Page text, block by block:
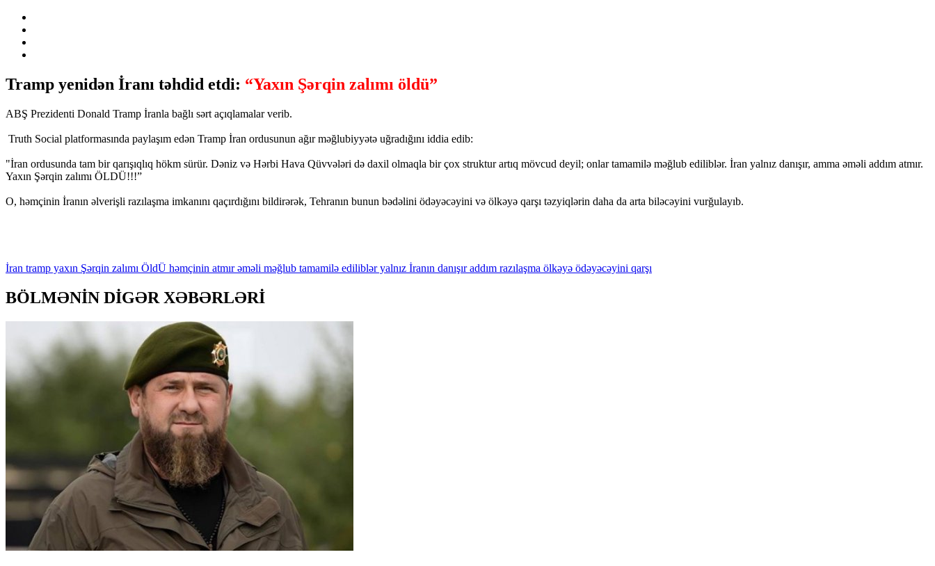
Tramp yenidən İranı təhdid etdi: “Yaxın Şərqin zalımı öldü”
ABŞ Prezidenti Donald Tramp İranla bağlı sərt açıqlamalar verib.
Truth Social platformasında paylaşım edən Tramp İran ordusunun ağır məğlubiyyətə uğradığını iddia edib:
"İran ordusunda tam bir qarışıqlıq hökm sürür. Dəniz və Hərbi Hava Qüvvələri də daxil olmaqla bir çox struktur artıq mövcud deyil; onlar tamamilə məğlub ediliblər. İran yalnız danışır, amma əməli addım atmır.
Yaxın Şərqin zalımı ÖLDÜ!!!”
O, həmçinin İranın əlverişli razılaşma imkanını qaçırdığını bildirərək, Tehranın bunun bədəlini ödəyəcəyini və ölkəyə qarşı təzyiqlərin daha da arta biləcəyini vurğulayıb.
İran tramp yaxın Şərqin zalımı ÖldÜ həmçinin atmırəməli məğlub tamamilə edilibləryalnız İranın danışıraddım razılaşma ölkəyə ödəyəcəyini qarşı
BÖLMƏNİN DİGƏR XƏBƏRLƏRİ